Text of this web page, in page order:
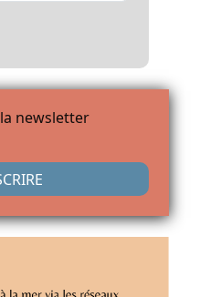
newsletter